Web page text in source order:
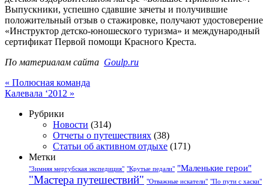
Выпускники, успешно сдавшие зачеты и получившие
положительный отзыв о стажировке, получают удостоверение
«Инструктор детско-юношеского туризма» и международный
сертификат Первой помощи Красного Креста.
По материалам сайта Goulp.ru
« Полюсная команда
Калевала ‘2012 »
Рубрики
Новости (314)
Отчеты о путешествиях (38)
Статьи об активном отдыхе (171)
Метки
"Зимняя мергубская экспедиция" "Крутые педали" "Маленькие герои"
"Мастера путешествий" "Отважные искатели" "По пути с хаски"